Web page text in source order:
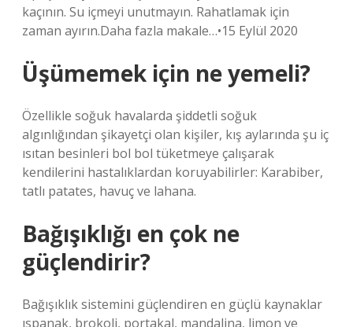
kaçının. Su içmeyi unutmayın. Rahatlamak için
zaman ayırın.Daha fazla makale…•15 Eylül 2020
Üşümemek için ne yemeli?
Özellikle soğuk havalarda şiddetli soğuk
algınlığından şikayetçi olan kişiler, kış aylarında şu iç
ısıtan besinleri bol bol tüketmeye çalışarak
kendilerini hastalıklardan koruyabilirler: Karabiber,
tatlı patates, havuç ve lahana.
Bağışıklığı en çok ne
güçlendirir?
Bağışıklık sistemini güçlendiren en güçlü kaynaklar
ıspanak, brokoli, portakal, mandalina, limon ve